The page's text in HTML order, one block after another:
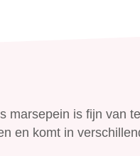
marsepein is fijn van
en komt in